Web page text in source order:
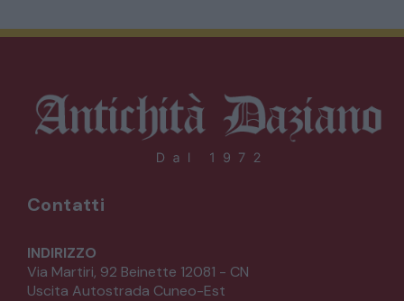
Contatti
INDIRIZZO
Via Martiri, 92 Beinette 12081 - CN
Uscita Autostrada Cuneo-Est